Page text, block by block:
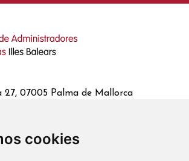
cookies
27, 07005 Palma de Mallorca